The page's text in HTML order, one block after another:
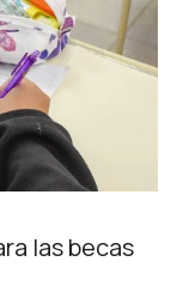
las becas